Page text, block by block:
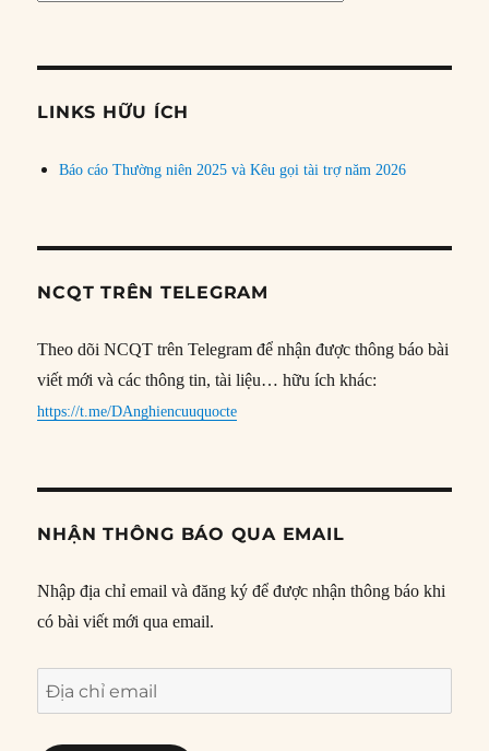
đề
LINKS HỮU ÍCH
Báo cáo Thường niên 2025 và Kêu gọi tài trợ năm 2026
NCQT TRÊN TELEGRAM
Theo dõi NCQT trên Telegram để nhận được thông báo bài
viết mới và các thông tin, tài liệu… hữu ích khác:
https://t.me/DAnghiencuuquocte
NHẬN THÔNG BÁO QUA EMAIL
Nhập địa chỉ email và đăng ký để được nhận thông báo khi
có bài viết mới qua email.
Địa
chỉ
email